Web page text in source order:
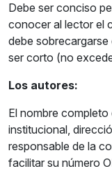
Debe ser conciso
conocer al lector el
debe
ser corto (no
Los autores:
El nombre
institucional,
responsable de la
facilitar su número